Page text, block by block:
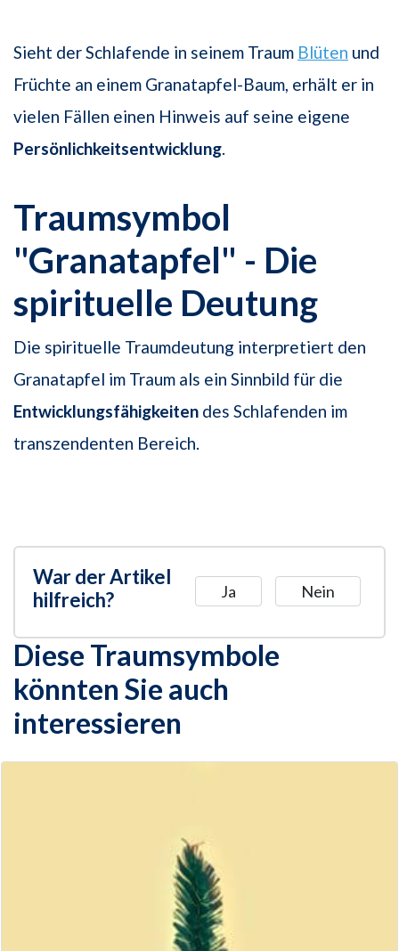
Sieht der Schlafende in seinem Traum Blüten und
Früchte an einem Granatapfel-Baum, erhält er in
vielen Fällen einen Hinweis auf seine eigene
Persönlichkeitsentwicklung
Traumsymbol
"Granatapfel" - Die
spirituelle Deutung
Die spirituelle Traumdeutung interpretiert den
Granatapfel im Traum als ein Sinnbild für die
Entwicklungsfähigkeiten des Schlafenden im
transzendenten Bereich.
War der Artikel
hilfreich?
Ja Nein
Diese Traumsymbole
könnten Sie auch
interessieren